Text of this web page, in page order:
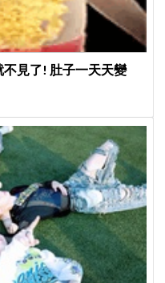
見了! 肚子一天天變